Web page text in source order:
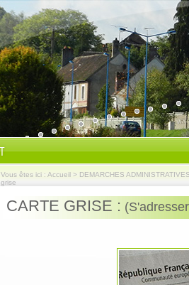
Vous êtes ici : Accueil > DEMARCHES
grise
CARTE GRISE :